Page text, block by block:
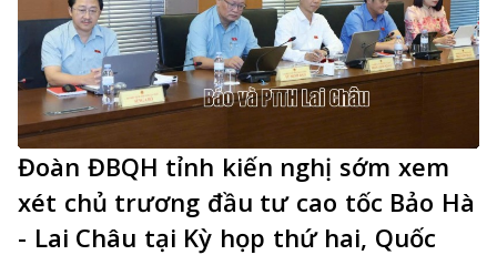
Đoàn ĐBQH tỉnh kiến nghị sớm xem
xét chủ trương đầu tư cao tốc Bảo Hà
- Lai Châu tại Kỳ họp thứ hai, Quốc